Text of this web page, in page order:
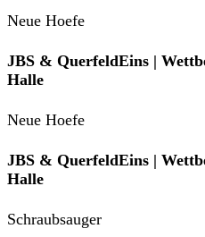
Neue Hoefe
JBS & QuerfeldEins |
Halle
Neue Hoefe
JBS & QuerfeldEins |
Halle
Schraubsauger